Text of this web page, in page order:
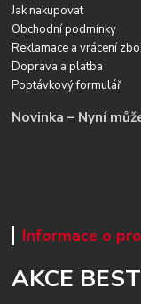
Jak nakupovat
Obchodní podmínky
Reklamace a vrácení
Doprava a platba
Poptávkový formulář
Novinka – Nyní
Informace o
AKCE